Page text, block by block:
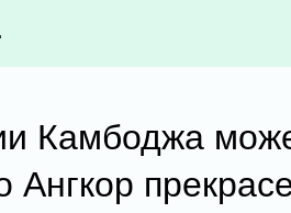
Камбоджа
Ангкор